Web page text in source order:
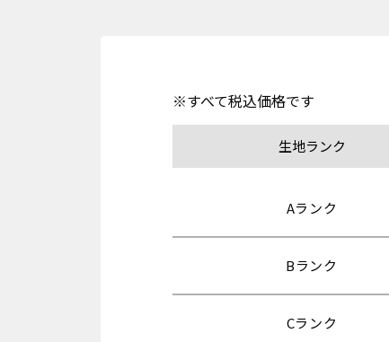
※すべて税込価格です
生地ランク
Aランク
Bランク
Cランク